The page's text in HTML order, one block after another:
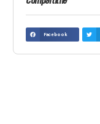
Facebook